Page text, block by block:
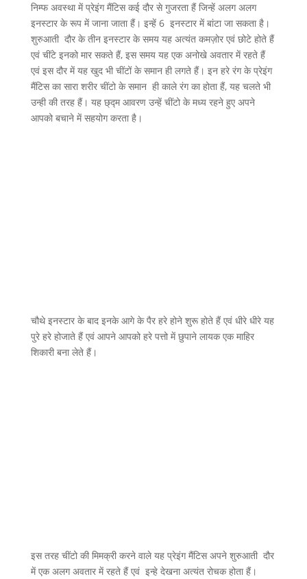
निम्फ अवस्था में प्रेइंग मैंटिस कई दौर से गुजरता हैं जिन्हें अलग अलग
इनस्टार के रूप में जाना जाता हैं। इन्हें 6 इनस्टार में बांटा जा सकता है।
शुरुआती दौर के तीन इनस्टार के समय यह अत्यंत कमज़ोर एवं छोटे होते हैं
एवं चींटे इनको मार सकते हैं, इस समय यह एक अनोखे अवतार में रहते हैं
एवं इस दौर में यह खुद भी चींटों के समान ही लगते हैं। इन हरे रंग के प्रेइंग
मैंटिस का सारा शरीर चींटो के समान ही काले रंग का होता हैं, यह चलते भी
उन्ही की तरह हैं। यह छ्द्म आवरण उन्हें चींटो के मध्य रहने हुए अपने
आपको बचाने में सहयोग करता है।
चौथे इनस्टार के बाद इनके आगे के पैर हरे होने शुरू होते हैं एवं धीरे धीरे यह
पुरे हरे होजाते हैं एवं आपने आपको हरे पत्तो में छुपाने लायक एक माहिर
शिकारी बना लेते हैं।
इस तरह चींटो की मिमक्री करने वाले यह प्रेइंग मैंटिस अपने शुरुआती दौर
में एक अलग अवतार में रहते हैं एवं इन्हे देखना अत्यंत रोचक होता हैं।